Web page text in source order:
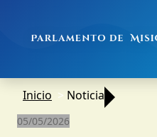
Inicio Noticia
05/05/2026